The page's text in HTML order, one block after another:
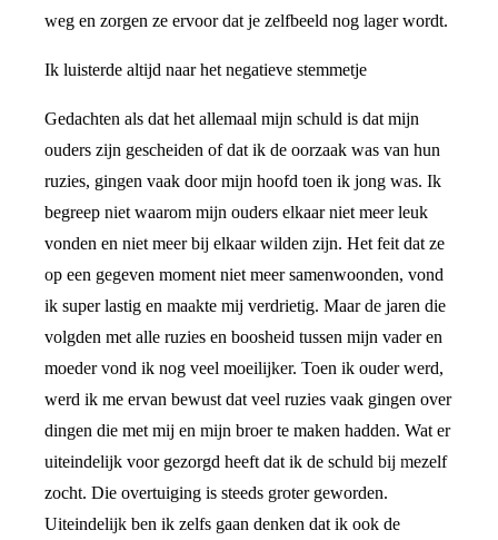
weg en zorgen ze ervoor dat je zelfbeeld nog lager wordt.
Ik luisterde altijd naar het negatieve stemmetje
Gedachten als dat het allemaal mijn schuld is dat mijn
ouders zijn gescheiden of dat ik de oorzaak was van hun
ruzies, gingen vaak door mijn hoofd toen ik jong was. Ik
begreep niet waarom mijn ouders elkaar niet meer leuk
vonden en niet meer bij elkaar wilden zijn. Het feit dat ze
op een gegeven moment niet meer samenwoonden, vond
ik super lastig en maakte mij verdrietig. Maar de jaren die
volgden met alle ruzies en boosheid tussen mijn vader en
moeder vond ik nog veel moeilijker. Toen ik ouder werd,
werd ik me ervan bewust dat veel ruzies vaak gingen over
dingen die met mij en mijn broer te maken hadden. Wat er
uiteindelijk voor gezorgd heeft dat ik de schuld bij mezelf
zocht. Die overtuiging is steeds groter geworden.
Uiteindelijk ben ik zelfs gaan denken dat ik ook de